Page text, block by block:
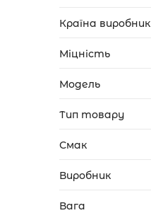
Країна виробник
Міцність
Модель
Тип товару
Смак
Виробник
Вага